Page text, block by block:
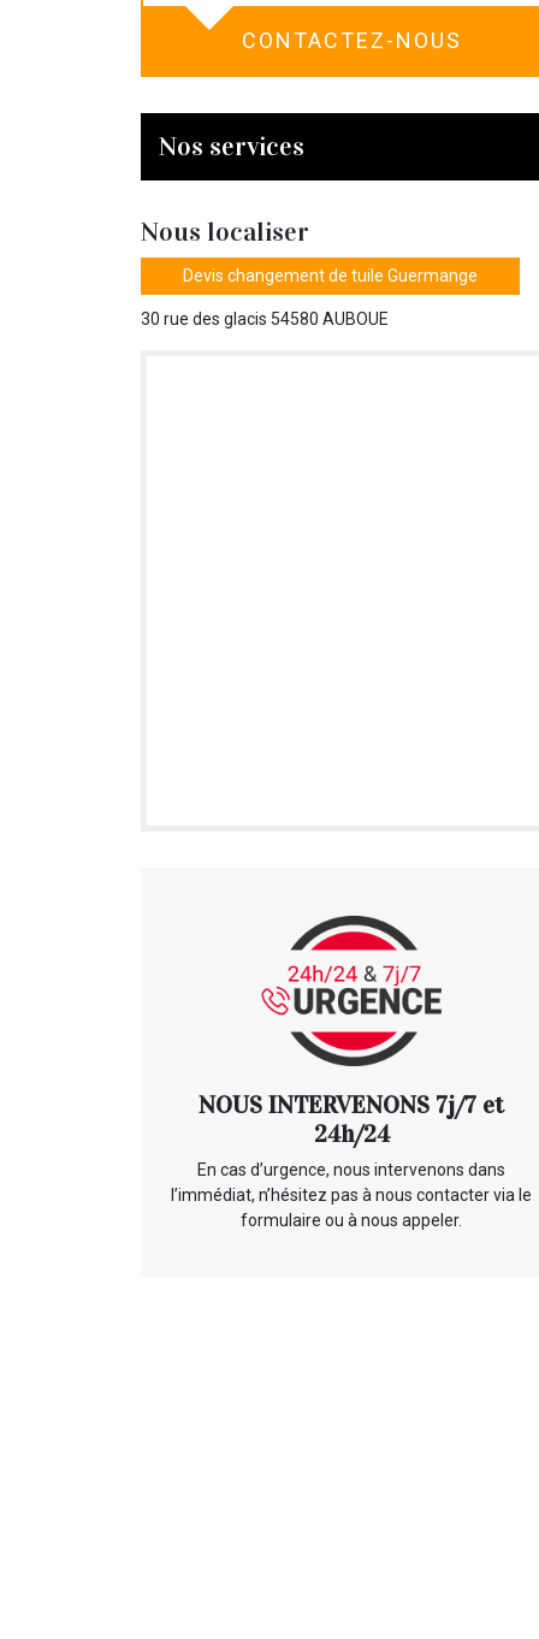
CONTACTEZ-NOUS
Nos services
Nous localiser
Devis changement de tuile Guermange
30 rue des glacis 54580 AUBOUE
NOUS INTERVENONS 7j/7 et
24h/24
En cas d’urgence, nous intervenons dans
l’immédiat, n’hésitez pas à nous contacter via le
formulaire ou à nous appeler.